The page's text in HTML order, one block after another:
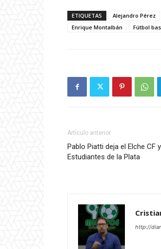
ETIQUETAS Alejandro Pérez
Enrique Montalbán
Fútbol
Artículo anterior
Pablo Piatti deja el Elche CF
Estudiantes de la Plata
http://